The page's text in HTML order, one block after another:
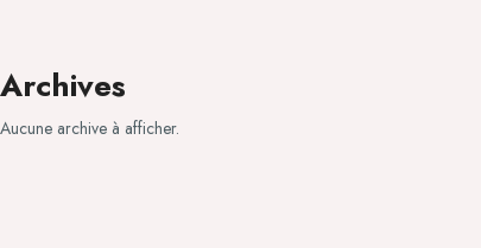
Archives
Aucune archive à afficher.